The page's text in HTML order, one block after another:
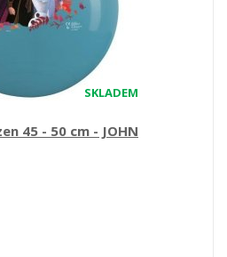
SKLADEM
45 - 50 cm - JOHN